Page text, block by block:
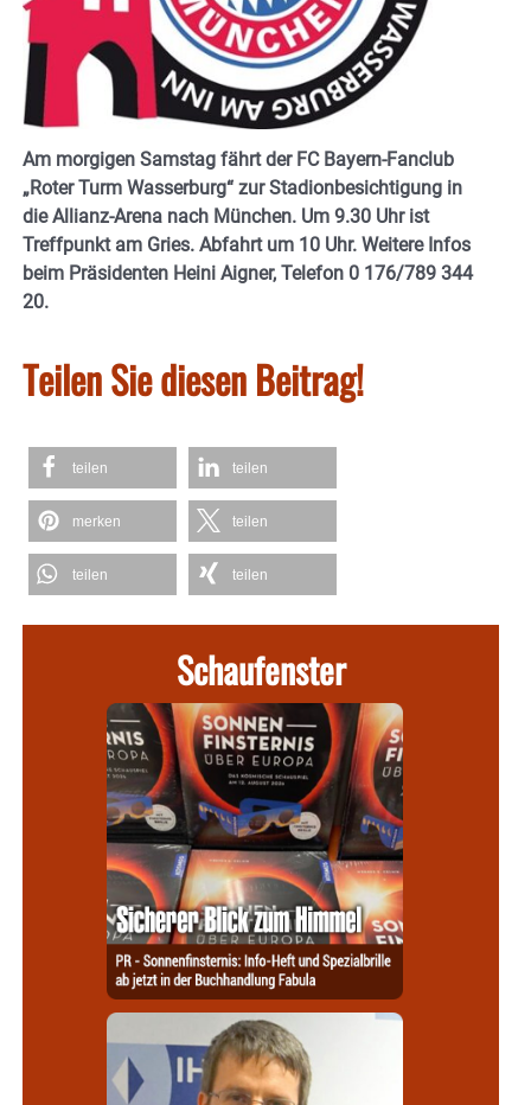
Am morgigen Samstag fährt der FC Bayern-Fanclub
„Roter Turm Wasserburg“ zur Stadionbesichtigung in
die Allianz-Arena nach München. Um 9.30 Uhr ist
Treffpunkt am Gries. Abfahrt um 10 Uhr. Weitere Infos
beim Präsidenten Heini Aigner, Telefon 0 176/789 344
20.
Teilen Sie diesen Beitrag!
teilen teilen
merken teilen
teilen teilen
Schaufenster